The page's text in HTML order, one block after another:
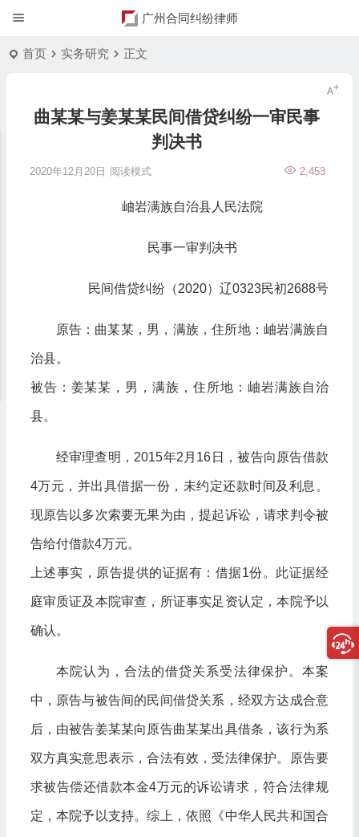
广州合同纠纷律师
首页 实务研究 正文
曲某某与姜某某民间借贷纠纷一审民事
判决书
2020年12月20日 2,453
阅读模式
岫岩满族自治县人民法院
民事一审判决书
民间借贷纠纷（2020）辽0323民初2688号
原告：曲某某，男，满族，住所地：岫岩满族自
治县。
被告：姜某某，男，满族，住所地：岫岩满族自治
县。
经审理查明，2015年2月16日，被告向原告借款
4万元，并出具借据一份，未约定还款时间及利息。
现原告以多次索要无果为由，提起诉讼，请求判令被
告给付借款4万元。
上述事实，原告提供的证据有：借据1份。此证据经
庭审质证及本院审查，所证事实足资认定，本院予以
确认。
本院认为，合法的借贷关系受法律保护。本案
中，原告与被告间的民间借贷关系，经双方达成合意
后，由被告姜某某向原告曲某某出具借条，该行为系
双方真实意思表示，合法有效，受法律保护。原告要
求被告偿还借款本金4万元的诉讼请求，符合法律规
定，本院予以支持。综上，依照《中华人民共和国合